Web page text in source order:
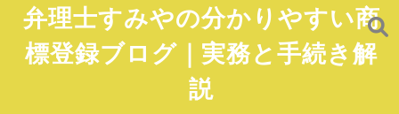
弁理士すみやの分かりやすい商
標登録ブログ｜実務と手続き解
説